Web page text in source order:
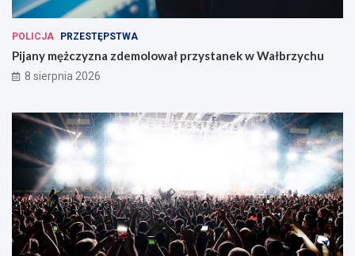
POLICJA PRZESTĘPSTWA
Pijany mężczyzna zdemolował przystanek w Wałbrzychu
8 sierpnia 2026